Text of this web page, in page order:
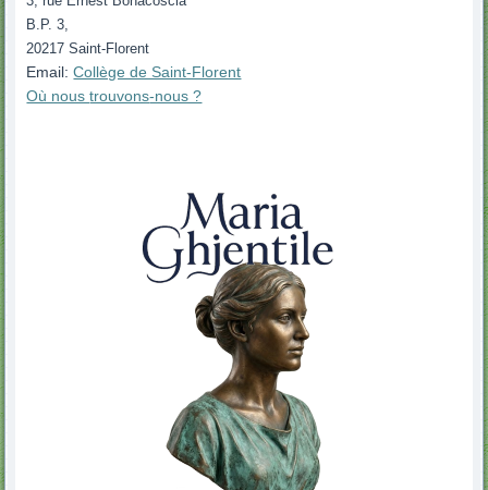
B.P. 3,
20217 Saint-Florent
Email:Collège de Saint-Florent
Où noustrouvons-nous ?